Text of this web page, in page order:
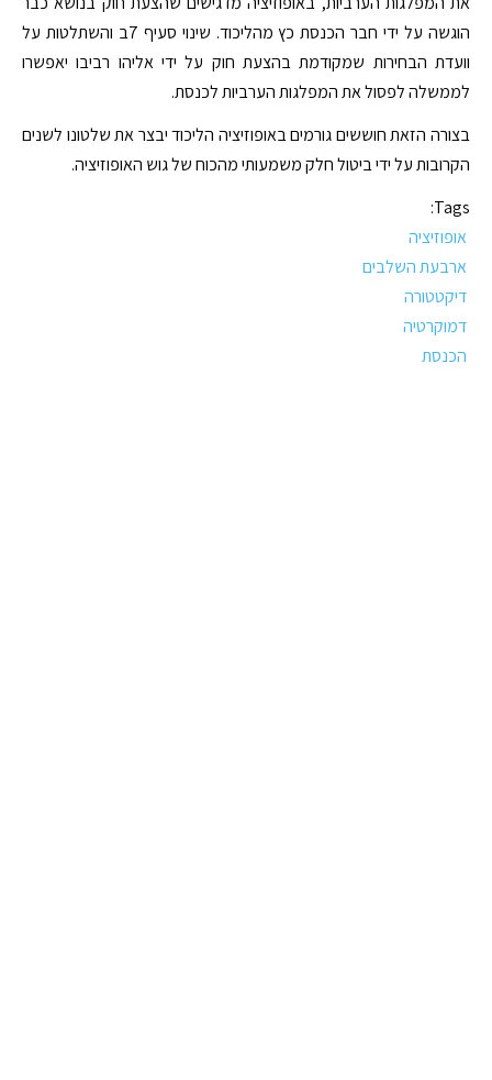
הוגשה על ידי חבר הכנסת כץ מהליכוד. שינוי סעיף 7ב והשתלטות על
וועדת הבחירות שמקודמת בהצעת חוק על ידי אליהו רביבו יאפשרו
לממשלה לפסול את המפלגות הערביות לכנסת.
בצורה הזאת חוששים גורמים באופוזיציה הליכוד יבצר את שלטונו לשנים
הקרובות על ידי ביטול חלק משמעותי מהכוח של גוש האופוזיציה.
Tags:
אופוזיציה
ארבעת השלבים
דיקטטורה
דמוקרטיה
הכנסת